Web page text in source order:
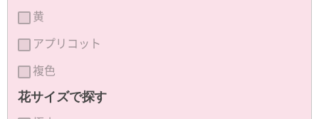
黄
アプリコット
複色
花サイズで探す